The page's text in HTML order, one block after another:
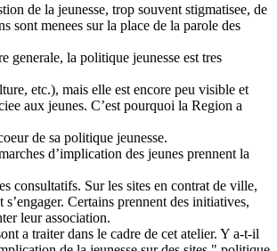
de la jeunesse, trop souvent stigmatisee, de
sont menees sur la place de la parole des
generale, la politique jeunesse est tres
etc.), mais elle est encore peu visible et
aux jeunes. C’est pourquoi la Region a
de sa politique jeunesse.
d’implication des jeunes prennent la
consultatifs. Sur les sites en contrat de ville,
s’engager. Certains prennent des initiatives,
leur association.
a traiter dans le cadre de cet atelier. Y a-t-il